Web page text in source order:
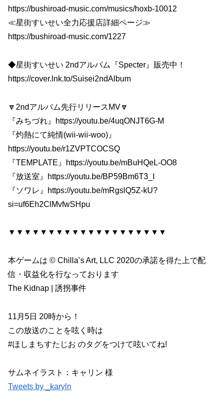
https://bushiroad-music.com/musics/hoxb-10012
≪星街すいせい全力応援店詳細ページ≫
https://bushiroad-music.com/1227
◆星街すいせい 2ndアルバム『Specter』販売中！
https://cover.lnk.to/Suisei2ndAlbum
🔽2ndアルバム先行リリースMV🔽
『みちづれ』https://youtu.be/4uqONJT6G-M
『灼熱にて純情(wii-wii-woo)』
https://youtu.be/r1ZVPTCOCSQ
『TEMPLATE』https://youtu.be/mBuHQeL-OO8
『放送室』https://youtu.be/BP59Bm6T3_I
『ソワレ』https://youtu.be/mRgslQ5Z-kU?
si=uf6Eh2ClMvfwSHpu
▼▼▼▼▼▼▼▼▼▼▼▼▼▼▼▼▼▼▼▼
本ゲームは © Chilla’s Art, LLC 2020の承諾を得た上で配
信・収益化を行なっております
The Kidnap | 誘拐事件
11月5日 20時から！
この放送のことを呟く時は
#ほしまちすたじお のタグをつけて呟いてね!
サムネイラスト：キャリン 様
Tweets by _karyln